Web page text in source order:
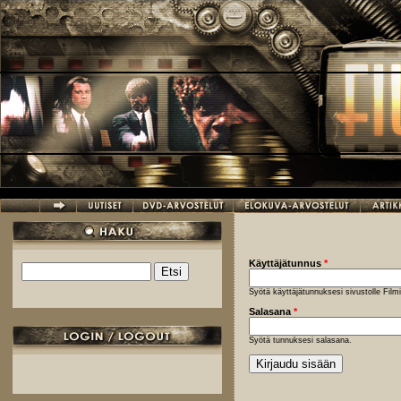
Hyppää pääsisältöön
Hakulomake
Käyttäjätunnus *
Syötä käyttäjätunnuksesi sivustolle
Salasana *
Syötä tunnuksesi salasana.